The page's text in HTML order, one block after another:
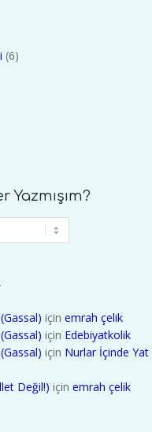
(6)
Yazmışım?
için emrah çelik
için Edebiyatkolik
için Nurlar İçinde
Değil!) için emrah çelik